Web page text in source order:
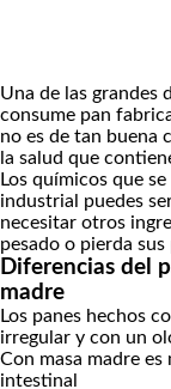
Una de las grandes
consume pan
no es de tan buena
la salud que
Los químicos que
industrial puedes
necesitar otros
pesado o pierda
Diferencias del
madre
Los panes hechos
irregular y con un
Con masa madre
intestinal